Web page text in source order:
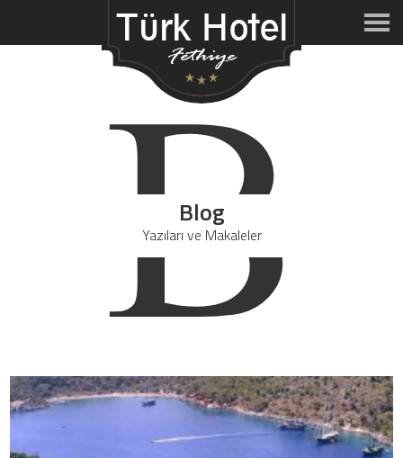
B
Blog
Yazıları ve Makaleler